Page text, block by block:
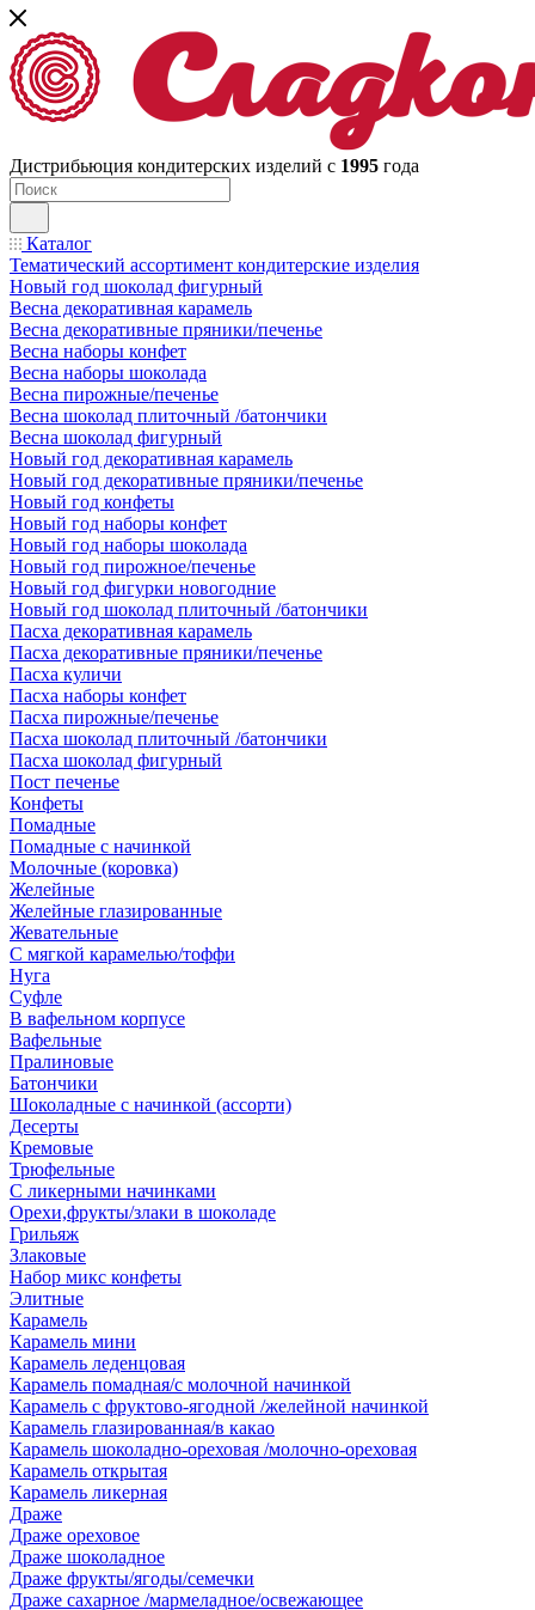
Дистрибьюция кондитерских изделий с 1995 года
Каталог
Тематический ассортимент кондитерские изделия
Новый год шоколад фигурный
Весна декоративная карамель
Весна декоративные пряники/печенье
Весна наборы конфет
Весна наборы шоколада
Весна пирожные/печенье
Весна шоколад плиточный /батончики
Весна шоколад фигурный
Новый год декоративная карамель
Новый год декоративные пряники/печенье
Новый год конфеты
Новый год наборы конфет
Новый год наборы шоколада
Новый год пирожное/печенье
Новый год фигурки новогодние
Новый год шоколад плиточный /батончики
Пасха декоративная карамель
Пасха декоративные пряники/печенье
Пасха куличи
Пасха наборы конфет
Пасха пирожные/печенье
Пасха шоколад плиточный /батончики
Пасха шоколад фигурный
Пост печенье
Конфеты
Помадные
Помадные с начинкой
Молочные (коровка)
Желейные
Желейные глазированные
Жевательные
С мягкой карамелью/тоффи
Нуга
Суфле
В вафельном корпусе
Вафельные
Пралиновые
Батончики
Шоколадные с начинкой (ассорти)
Десерты
Кремовые
Трюфельные
С ликерными начинками
Орехи,фрукты/злаки в шоколаде
Грильяж
Злаковые
Набор микс конфеты
Элитные
Карамель
Карамель мини
Карамель леденцовая
Карамель помадная/с молочной начинкой
Карамель с фруктово-ягодной /желейной начинкой
Карамель глазированная/в какао
Карамель шоколадно-ореховая /молочно-ореховая
Карамель открытая
Карамель ликерная
Драже
Драже ореховое
Драже шоколадное
Драже фрукты/ягоды/семечки
Драже сахарное /мармеладное/освежающее